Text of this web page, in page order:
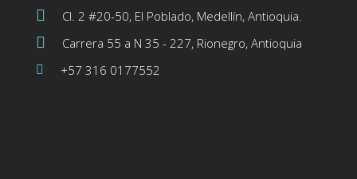
Cl. 2 #20-50, El Poblado, Medellín, Antioquia.
Carrera 55 a N 35 - 227, Rionegro, Antioquia
+57 316 0177552